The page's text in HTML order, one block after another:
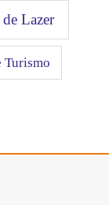
Lazer
Turismo